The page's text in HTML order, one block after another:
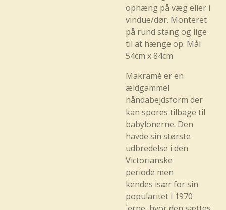
ophæng på væg eller i
vindue/dør. Monteret
på rund stang og lige
til at hænge op. Mål
54cm x 84cm
Makramé er en
ældgammel
håndabejdsform der
kan spores tilbage til
babylonerne. Den
havde sin største
udbredelse i den
Victorianske
periode men
kendes især for sin
popularitet i 1970